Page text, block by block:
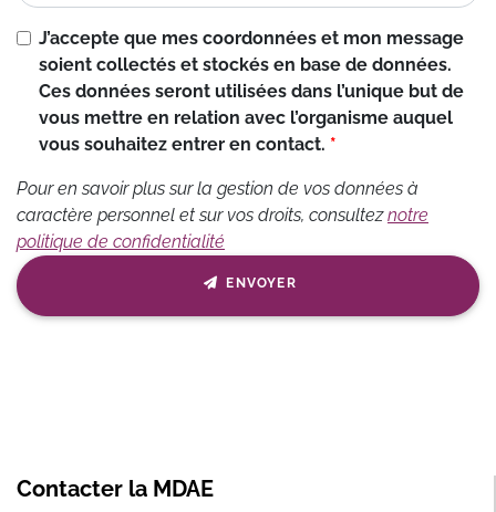
J’accepte que mes coordonnées et mon message
soient collectés et stockés en base de données.
Ces données seront utilisées dans l’unique but de
vous mettre en relation avec l’organisme auquel
vous souhaitez entrer en contact.
Pour en savoir plus sur la gestion de vos données à
caractère personnel et sur vos droits, consulteznotre
politique de confidentialité
ENVOYER
Contacter la MDAE